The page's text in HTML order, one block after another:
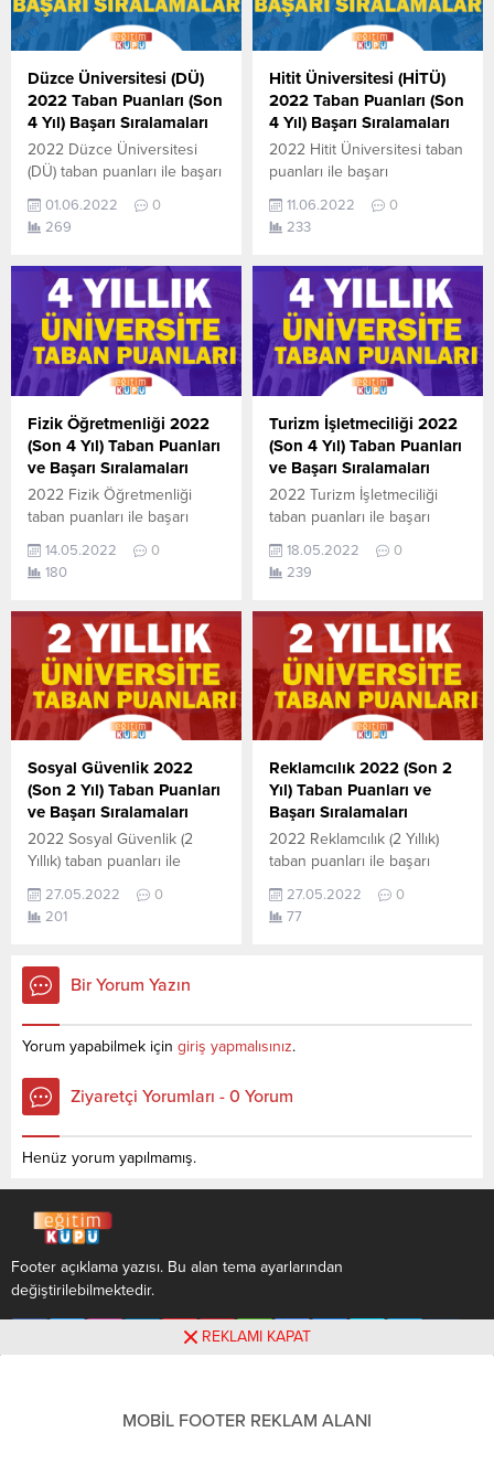
Düzce Üniversitesi (DÜ)
2022 Taban Puanları (Son
4 Yıl) Başarı Sıralamaları
2022 Düzce Üniversitesi
(DÜ) taban puanları ile başarı
güncel haline aşağıdaki
tablodan ulaşabilirsiniz.
sıralama. 2022 TYT AYT
(YKS) Taban Puanları ve
Başarı Sıralamaları aşağıdaki
gibidir. Bu puanlar son 4
yılına ait Üniversite
yerleştirme
puanlarıdır. Sayfamızdaki
verilerin
tamamı ÖSYM ve YÖK-
YÖKATLAS tarafından
yayınlanmış olan en son
güncel puanlardır. 4...
01.06.2022
0
269
Hitit Üniversitesi (HİTÜ)
2022 Taban Puanları (Son
4 Yıl) Başarı Sıralamaları
2022 Hitit Üniversitesi taban
puanları ile başarı
güncel haline aşağıdaki
tablodan ulaşabilirsiniz. Hitit
TYT AYT (YKS) Taban
Puanları ve Başarı
Sıralamaları aşağıdaki gibidir.
Bu puanlar son 4 yılına ait
Üniversite yerleştirme
puanlarıdır. Sayfamızdaki
verilerin
tamamı ÖSYM ve YÖK-
YÖKATLAS tarafından
yayınlanmış olan en son
güncel puanlardır. 4 yıllık
bölümleri...
11.06.2022
0
233
Fizik Öğretmenliği 2022
(Son 4 Yıl) Taban Puanları
ve Başarı Sıralamaları
2022 Fizik Öğretmenliği
taban puanları ile başarı
güncel haline aşağıdaki
tablodan ulaşabilirsiniz. 2022
Puanları ve Başarı
Sıralamaları son 4 yıla ait
veriler aşağıdaki gibidir. Bu
puanlar 2021, 2020, 2019 ve
2018 yıllarına ait Üniversite
yerleştirme
puanlarıdır. Sayfamızdaki
verilerin
tamamı ÖSYM ve YÖK-
YÖKATLAS tarafından
yayınlanmış olan en son
güncel puanlardır. Fizik...
14.05.2022
0
180
Turizm İşletmeciliği 2022
(Son 4 Yıl) Taban Puanları
ve Başarı Sıralamaları
2022 Turizm İşletmeciliği
taban puanları ile başarı
güncel haline aşağıdaki
tablodan ulaşabilirsiniz. 2022
Puanları ve Başarı
Sıralamaları son 4 yıla ait
veriler aşağıdaki gibidir. Bu
puanlar 2021, 2020, 2019 ve
2018 yıllarına ait Üniversite
yerleştirme
puanlarıdır. Sayfamızdaki
verilerin
tamamı ÖSYM ve YÖK-
YÖKATLAS tarafından
yayınlanmış olan en son
güncel puanlardır. Turizm...
18.05.2022
0
239
Sosyal Güvenlik 2022
(Son 2 Yıl) Taban Puanları
ve Başarı Sıralamaları
2022 Sosyal Güvenlik (2
Yıllık) taban puanları ile
En güncel haline aşağıdaki
tablodan ulaşabilirsiniz.
sıralama.2022 TYT AYT (YKS)
Taban Puanları, Kontenjanları
aşağıdaki gibidir. Bu puanlar
2021 ve 2020 yılına ait
önlisans (iki yıllık )üniversite
yerleştirme
verilerin tamamı ÖSYM ve
YÖK (YÖKATLAS) tarafından...
27.05.2022
0
201
Reklamcılık 2022 (Son 2
Yıl) Taban Puanları ve
Başarı Sıralamaları
2022 Reklamcılık (2 Yıllık)
taban puanları ile başarı
güncel haline aşağıdaki
tablodan ulaşabilirsiniz.
yerleştirme
yayınlanmış olan en...
27.05.2022
0
77
Bir Yorum Yazın
Yorum yapabilmek için giriş yapmalısınız.
Ziyaretçi Yorumları - 0 Yorum
Henüz yorum yapılmamış.
Footer açıklama yazısı. Bu alan tema ayarlarından
değiştirilebilmektedir.
REKLAMI KAPAT
MOBİL FOOTER REKLAM ALANI